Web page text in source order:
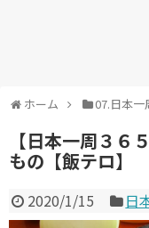
ホーム 07.日本一
【日本一周３６
もの【飯テロ】
2020/1/15 日